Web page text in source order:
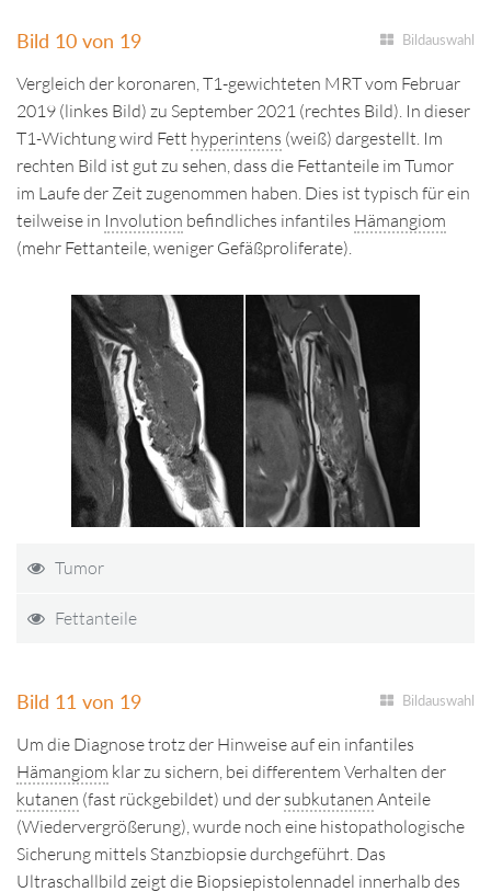
Bild 10 von 19 Bildauswahl
Vergleich der koronaren, T1-gewichteten MRT vom Februar
2019 (linkes Bild) zu September 2021 (rechtes Bild). In dieser
T1-Wichtung wird Fett hyperintens (weiß) dargestellt. Im
rechten Bild ist gut zu sehen, dass die Fettanteile im Tumor
im Laufe der Zeit zugenommen haben. Dies ist typisch für ein
teilweise in Involution befindliches infantiles Hämangiom
(mehr Fettanteile, weniger Gefäßproliferate).
Tumor
Fettanteile
Bild 11 von 19 Bildauswahl
Um die Diagnose trotz der Hinweise auf ein infantiles
Hämangiom klar zu sichern, bei differentem Verhalten der
kutanen (fast rückgebildet) und der subkutanen Anteile
(Wiedervergrößerung), wurde noch eine histopathologische
Sicherung mittels Stanzbiopsie durchgeführt. Das
Ultraschallbild zeigt die Biopsiepistolennadel innerhalb des